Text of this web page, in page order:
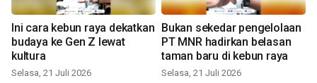
Ini cara kebun raya dekatkan
budaya ke Gen Z lewat
kultura
Selasa, 21 Juli 2026
Bukan sekedar pengelolaan
PT MNR hadirkan belasan
taman baru di kebun raya
Selasa, 21 Juli 2026